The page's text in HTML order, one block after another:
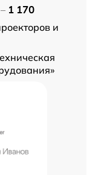
1 170
и